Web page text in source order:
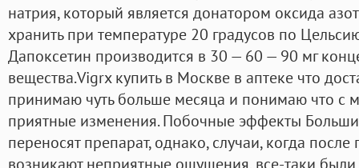
натрия, который является донатором оксида
хранить при температуре 20 градусов по
Дапоксетин производится в 30 — 60 — 90 мг
вещества.Vigrx купить в Москве в аптеке что
принимаю чуть больше месяца и понимаю что с
приятные изменения. Побочные эффекты
переносят препарат, однако, случаи, когда
возникают неприятные ощущения, все-таки